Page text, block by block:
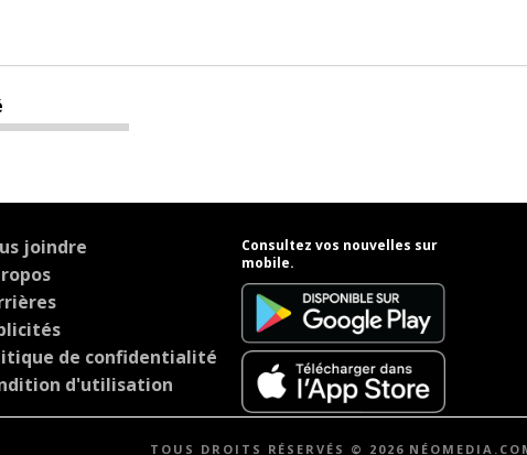
joindre
de confidentialité
d'utilisation
Consultez vos nouvelles sur
mobile.
TOUS DROITS RÉSERVÉS © 2026